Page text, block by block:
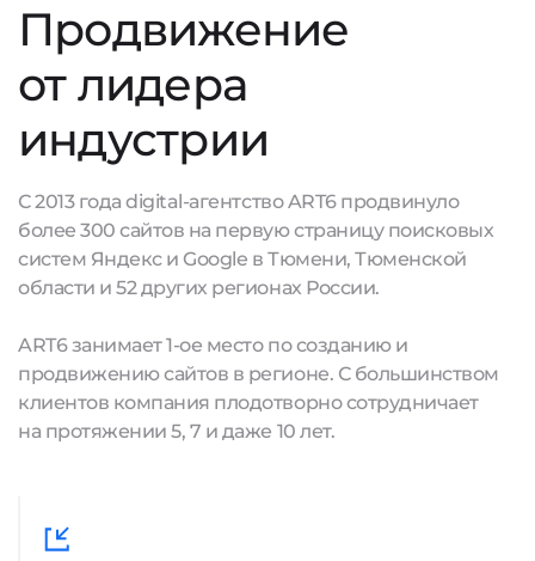
Продвижение
от лидера
индустрии
С 2013 года digital-агентство ART6 продвинуло
более 300 сайтов на первую страницу поисковых
систем Яндекс и Google в Тюмени, Тюменской
области и 52 других регионах России.
ART6 занимает 1-ое место по созданию и
продвижению сайтов в регионе. С большинством
клиентов компания плодотворно сотрудничает
на протяжении 5, 7 и даже 10 лет.